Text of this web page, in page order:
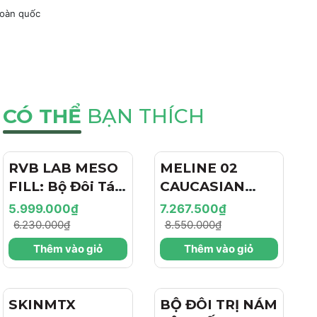
quốc
CÓ THỂ BẠN THÍCH
- 4%
RVB LAB MESO
FILL: Bộ Đôi Tái
Tạo & Nâng Cơ
Chuyên Sâu -
Hiệu Ứng "Filler
+ Botox Like"
Hóa
5.999.000₫
6.230.000₫
Thêm vào giỏ
MELINE 02
CAUCASIAN
SKIN
DAY/NIGHT / BỘ
ĐÔI TRỊ NÁM
NGÀY/ĐÊM,
HÓA VÀ CĂNG
7.267.500₫
8.550.000₫
Thêm vào giỏ
SKINMTX
BỘ ĐÔI TRỊ NÁM